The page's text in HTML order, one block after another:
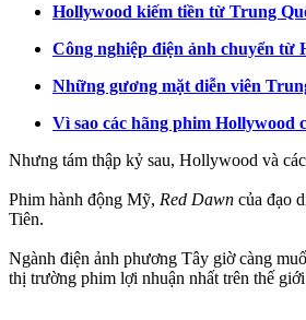
Hollywood kiếm tiền từ Trung
Công nghiệp điện ảnh chuyển từ
Những gương mặt diễn viên
Vì sao các hãng phim Hollywood
Nhưng tám thập kỷ sau, Hollywood và
Phim hành động Mỹ, Red Dawn của đạo
Tiên.
Ngành điện ảnh phương Tây giờ càng
thị trường phim lợi nhuận nhất trên thế